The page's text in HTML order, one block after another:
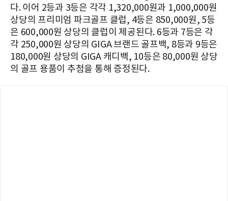
다. 이어 2등과 3등은 각각 1,320,000원과 1,000,000원
상당의 프리미엄 파크골프 클럽, 4등은 850,000원, 5등
은 600,000원 상당의 클럽이 제공된다. 6등과 7등은 각
각 250,000원 상당의 GIGA 브랜드 골프백, 8등과 9등은
180,000원 상당의 GIGA 캐디백, 10등은 80,000원 상당
의 골프 용품이 추첨을 통해 증정된다.